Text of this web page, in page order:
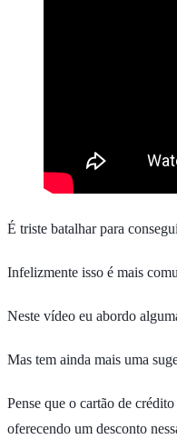
É triste batalhar para
Infelizmente isso é mais
Neste vídeo eu abordo
Mas tem ainda mais uma
Pense que o cartão de
oferecendo um desconto